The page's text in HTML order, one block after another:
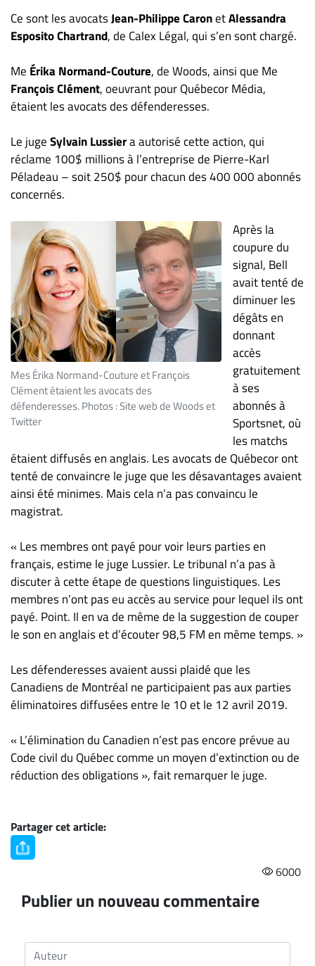
Nous
joindre
propos
Infolettre
FAQ
Politique de
confidentialité
Ce sont les avocatsJean-Philippe CaronetAlessandra
Esposito Chartrand, de Calex Légal, qui s’en sont chargé.
Me Érika Normand-Couture, de Woods, ainsi que Me
François Clément, oeuvrant pour Québecor Média,
étaient les avocats des défenderesses.
Le jugeSylvain Lussiera autorisé cette action, qui
réclame 100$ millions à l’entreprise de Pierre-Karl
Péladeau – soit 250$ pour chacun des 400 000 abonnés
concernés.
Mes Érika Normand-Couture et François
Clément étaient les avocats des
défenderesses. Photos : Site web de Woods et
Twitter
Après la
coupure du
signal, Bell
avait tenté de
diminuer les
dégâts en
donnant
accès
gratuitement
à ses
abonnés à
Sportsnet, où
les matchs
étaient diffusés en anglais. Les avocats de Québecor ont
tenté de convaincre le juge que les désavantages avaient
ainsi été minimes. Mais cela n’a pas convaincu le
magistrat.
« Les membres ont payé pour voir leurs parties en
français, estime le juge Lussier. Le tribunal n’a pas à
discuter à cette étape de questions linguistiques. Les
membres n’ont pas eu accès au service pour lequel ils ont
payé. Point. Il en va de même de la suggestion de couper
le son en anglais et d’écouter 98,5 FM en même temps. »
Les défenderesses avaient aussi plaidé que les
Canadiens de Montréal ne participaient pas aux parties
éliminatoires diffusées entre le 10 et le 12 avril 2019.
« L’élimination du Canadien n’est pas encore prévue au
Code civil du Québec comme un moyen d’extinction ou de
réduction des obligations », fait remarquer le juge.
Partager cet article:
6000
Publier un nouveau commentaire